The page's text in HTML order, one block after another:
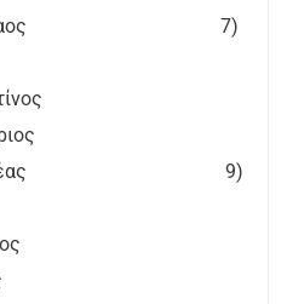
Νικόλαος 7)
Αχιλλέας 9)